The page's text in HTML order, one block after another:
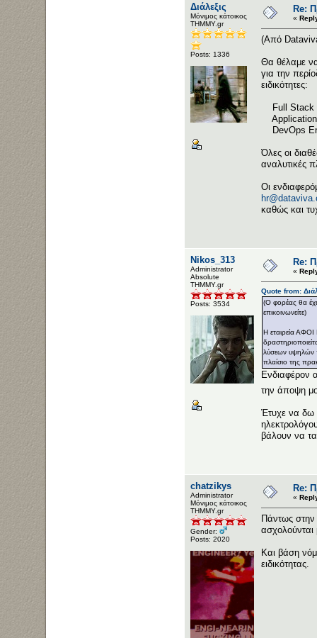
Διάλεξις
Μόνιμος κάτοικος
ΤΗΜΜΥ.gr
Posts: 1336
Re:
«
(Από
Θα θέλαμε
για την
ειδικότητες:
Full Stack
Application
DevOps
Όλες οι
αναλυτικές
Οι
καθώς και
Nikos_313
Administrator
Αbsolute
ΤΗΜΜΥ.gr
Posts: 3534
Re:
«
Quote from:
(Ο φορέας θα
επικοινωνείτε)
Η εταιρεία
λύσεων υψηλών
πλαίσιο της
Ενδιαφέρον
την άποψη
Έτυχε να δω
βάλουν να
chatzikys
Administrator
Μόνιμος κάτοικος
ΤΗΜΜΥ.gr
Gender:
Posts: 2020
Re:
«
Πάντως στην
ασχολούνται
Και βάση
ειδικότητας.